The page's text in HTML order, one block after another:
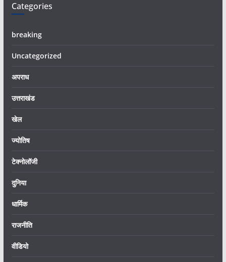
Categories
breaking
Uncategorized
अपराध
उत्तराखंड
खेल
ज्योतिष
टेक्नोलॉजी
दुनिया
धार्मिक
राजनीति
वीडियो